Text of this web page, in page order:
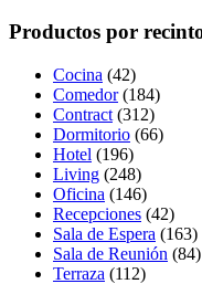
Productos por
Cocina (42)
Comedor(184)
Contract (312)
Dormitorio (66)
Hotel (196)
Living (248)
Oficina (146)
Recepciones (42)
Sala de Espera (163)
Sala de Reunión (84)
Terraza (112)